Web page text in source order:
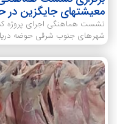
معیشتهای جایگزین در
نشست هماهنگی اجرای پروژه
شهرهای جنوب شرقی حوضه